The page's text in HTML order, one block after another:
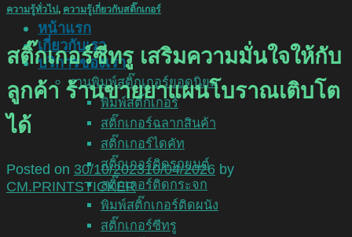
หน้าแรก
เกี่ยวกับเรา
บริการของเรา
งานพิมพ์สติ๊กเกอร์ยอดนิยม
พิมพ์สติ๊กเกอร์
สติ๊กเกอร์ฉลากสินค้า
สติ๊กเกอร์ไดคัท
สติ๊กเกอร์ติดรถยนต์
สติ๊กเกอร์ติดกระจก
พิมพ์สติ๊กเกอร์ติดผนัง
สติ๊กเกอร์ซีทรู
ความรู้ทั่วไป, ความรู้เกี่ยวกับสติ๊กเกอร์
สติ๊กเกอร์ซีทรู เสริมความมั่นใจให้กับ
ลูกค้า ร้านขายยาแผนโบราณเติบโต
ได้
Posted on 30/10/202310/04/2026 by
CM.PRINTSTICKER